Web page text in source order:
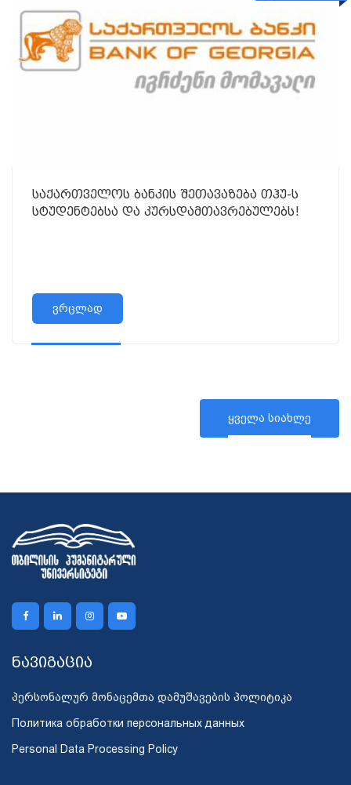
საქართველოს ბანკის შეთავაზება თჰუ-ს
სტუდენტებსა და კურსდამთავრებულებს!
ვრცლად
ყველა სიახლე
ნავიგაცია
პერსონალურ მონაცემთა დამუშავების პოლიტიკა
Политика обработки персональных данных
Personal Data Processing Policy